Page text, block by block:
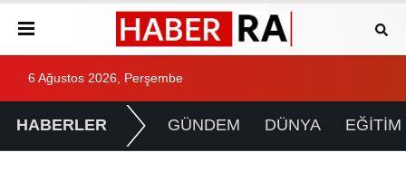
6 Ağustos 2026, Perşembe
HABERLER GÜNDEM DÜNYA EĞİTİM